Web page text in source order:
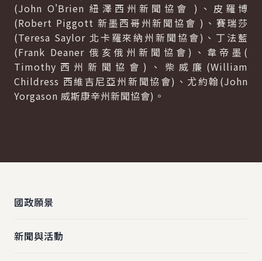
(John O'Brien 紐澤西州新聞協會 )、皮羅博
(Robert Piggott 新墨西哥州新聞協會 )、賽瑞莎
(Teresa Saylor 北卡羅來納州新聞協會)、丁法藍
(Frank Deaner 俄亥俄州新聞協會)、韋帝墨(
Timothy西州新聞協會)、柴威廉(William
Childress 西維吉尼亞州新聞協會)、尤約翰(John
Yorgason 威斯康辛州新聞協會)。
國政願景
新聞與活動